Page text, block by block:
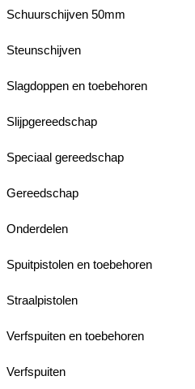
Schuurschijven 50mm
Steunschijven
Slagdoppen en toebehoren
Slijpgereedschap
Speciaal gereedschap
Gereedschap
Onderdelen
Spuitpistolen en toebehoren
Straalpistolen
Verfspuiten en toebehoren
Verfspuiten